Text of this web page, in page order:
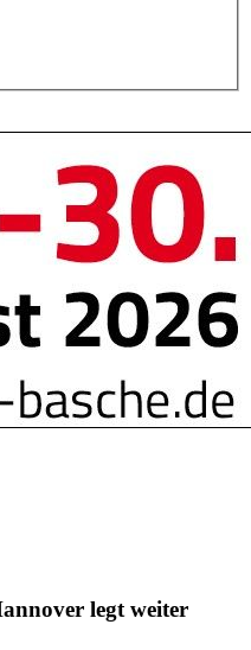
legt weiter